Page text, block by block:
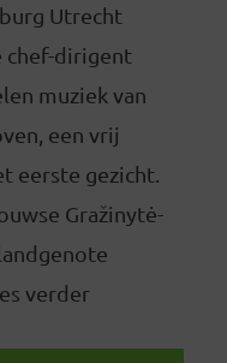
Utrecht
chef-dirigent
muziek van
een vrij
eerste gezicht.
Gražinytė-
verder